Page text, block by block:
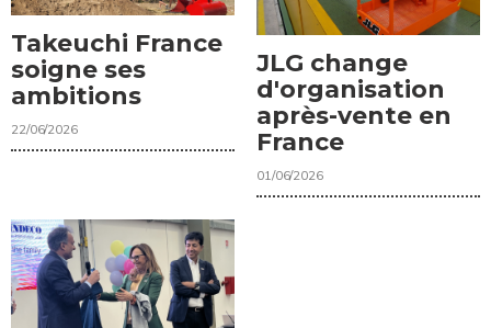
Takeuchi France
soigne ses
ambitions
22/06/2026
JLG change
d'organisation
après-vente en
France
01/06/2026